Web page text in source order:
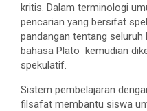
kritis. Dalam terminologi
pencarian yang bersifat
pandangan tentang seluruh
bahasa Plato kemudian
spekulatif.
Sistem pembelajaran
filsafat membantu siswa